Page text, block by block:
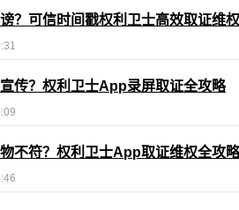
？可信时间戳权利卫士高效取证维
传？权利卫士App录屏取证全攻略
不符？权利卫士App取证维权全攻略